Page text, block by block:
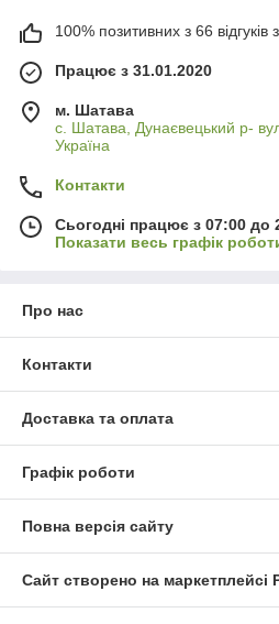
100% позитивних з 66 відгуків
Працює з 31.01.2020
м. Шатава
с. Шатава, Дунаєвецький р-
Україна
Контакти
Сьогодні працює з 07:00 до
Показати весь графік
Про нас
Контакти
Доставка та оплата
Графік роботи
Повна версія сайту
Сайт створено на маркетплейсі